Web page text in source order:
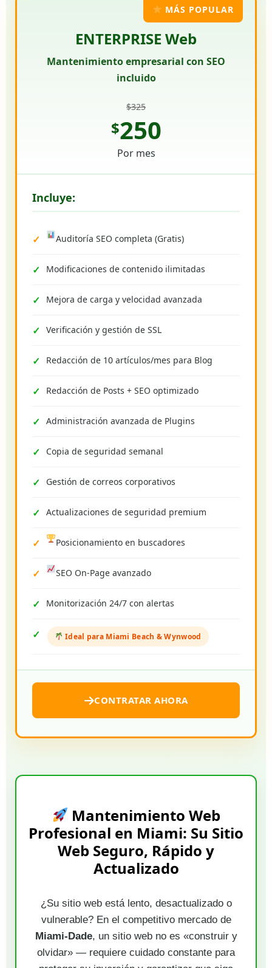
MÁS POPULAR
ENTERPRISE Web
Mantenimiento empresarial con SEO
incluido
$325
$250
Por mes
Incluye:
Auditoría SEO completa (Gratis)
Modificaciones de contenido ilimitadas
Mejora de carga y velocidad avanzada
Verificación y gestión de SSL
Redacción de 10 artículos/mes para Blog
Redacción de Posts + SEO optimizado
Administración avanzada de Plugins
Copia de seguridad semanal
Gestión de correos corporativos
Actualizaciones de seguridad premium
Posicionamiento en buscadores
SEO On-Page avanzado
Monitorización 24/7 con alertas
Ideal para Miami Beach & Wynwood
CONTRATAR AHORA
Mantenimiento Web
Profesional en Miami: Su Sitio
Web Seguro, Rápido y
Actualizado
¿Su sitio web está lento, desactualizado o
vulnerable? En el competitivo mercado de
Miami-Dade, un sitio web no es «construir y
olvidar» — requiere cuidado constante para